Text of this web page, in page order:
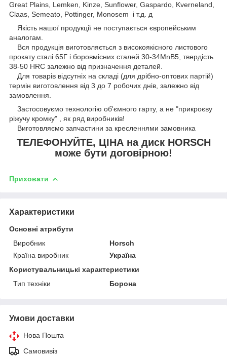
Great Plains, Lemken, Kinze, Sunflower, Gaspardo, Kverneland,
Claas, Semeato, Pottinger, Monosem і т.д. д
Якість нашої продукції не поступається європейським
аналогам.
Вся продукція виготовляється з високоякісного листового
прокату сталі 65Г і боровмісних сталей 30-34MnB5, твердість
38-50 HRC залежно від призначення деталей.
Для товарів відсутніх на складі (для дрібно-оптових партій)
термін виготовлення від 3 до 7 робочих днів, залежно від
замовлення.
Застосовуємо технологію об'ємного гарту, а не "прикроєву
ріжучу кромку" , як ряд виробників!
Виготовляємо запчастини за кресленнями замовника
ТЕЛЕФОНУЙТЕ, ЦІНА на диск HORSCH
може бути договірною!
Приховати
Характеристики
Основні атрибути
Виробник
Horsch
Країна виробник
Україна
Користувальницькі характеристики
Тип техніки
Борона
Умови доставки
Нова Пошта
Самовивіз